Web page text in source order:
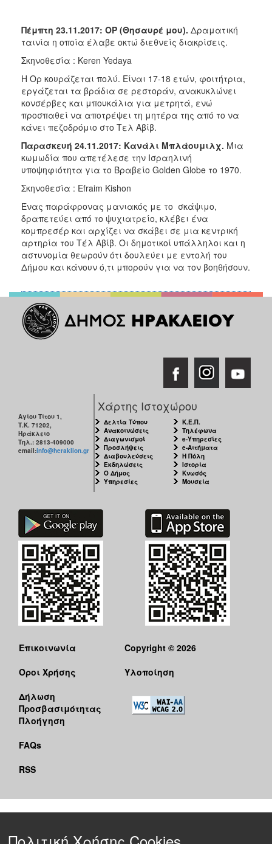
Πέμπτη 23.11.2017: ΟΡ (Θησαυρέ μου). Δραματική
ταινία η οποία έλαβε οκτώ διεθνείς διακρίσεις.
Σκηνοθεσία : Keren Yedaya
Η Ορ κουράζεται πολύ. Είναι 17-18 ετών, φοιτήτρια,
εργάζεται τα βράδια σε ρεστοράν, ανακυκλώνει
κονσέρβες και μπουκάλια για μετρητά, ενώ
προσπαθεί να αποτρέψει τη μητέρα της από το να
κάνει πεζοδρόμιο στο Τελ Αβίβ.
Παρασκευή 24.11.2017: Κανάλι Μπλάουμιλχ. Μια
κωμωδία που απετέλεσε την Ισραηλινή
υποψηφιότητα για το Βραβείο Golden Globe το 1970.
Σκηνοθεσία : Efraim Kishon
Ένας παράφρονας μανιακός με το σκάψιμο,
δραπετεύει από το ψυχιατρείο, κλέβει ένα
κομπρεσέρ και αρχίζει να σκάβει σε μια κεντρική
αρτηρία του Τέλ Αβίβ. Οι δημοτικοί υπάλληλοι και η
αστυνομία θεωρούν ότι δουλεύει με εντολή του
Δήμου και κάνουν ό,τι μπορούν για να τον βοηθήσουν.
Αγίου Τίτου 1,
Τ.Κ. 71202,
Ηράκλειο
Τηλ.: 2813-409000
email:info@heraklion.gr
Χάρτης Ιστοχώρου
Δελτία Τύπου
Ανακοινώσεις
Διαγωνισμοί
Προσλήψεις
Διαβουλεύσεις
Εκδηλώσεις
Ο Δήμος
Υπηρεσίες
Κ.Ε.Π.
Τηλέφωνα
e-Υπηρεσίες
e-Αιτήματα
Η Πόλη
Ιστορία
Κνωσός
Μουσεία
Επικοινωνία
Όροι Χρήσης
Δήλωση
Προσβασιμότητας
Πλοήγηση
FAQs
RSS
Copyright © 2026
Υλοποίηση